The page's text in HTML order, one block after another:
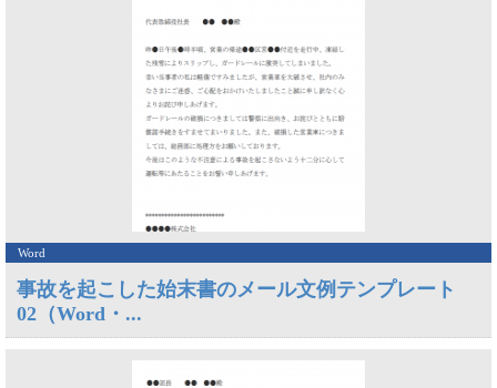
Word
事故を起こした始末書のメール文例テンプレート
02（Word・...